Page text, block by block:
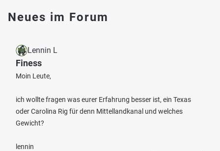
Neues im Forum
Lennin L
Finess
Moin Leute,
ich wollte fragen was eurer Erfahrung besser ist, ein Texas
oder Carolina Rig für denn Mittellandkanal und welches
Gewicht?
lennin